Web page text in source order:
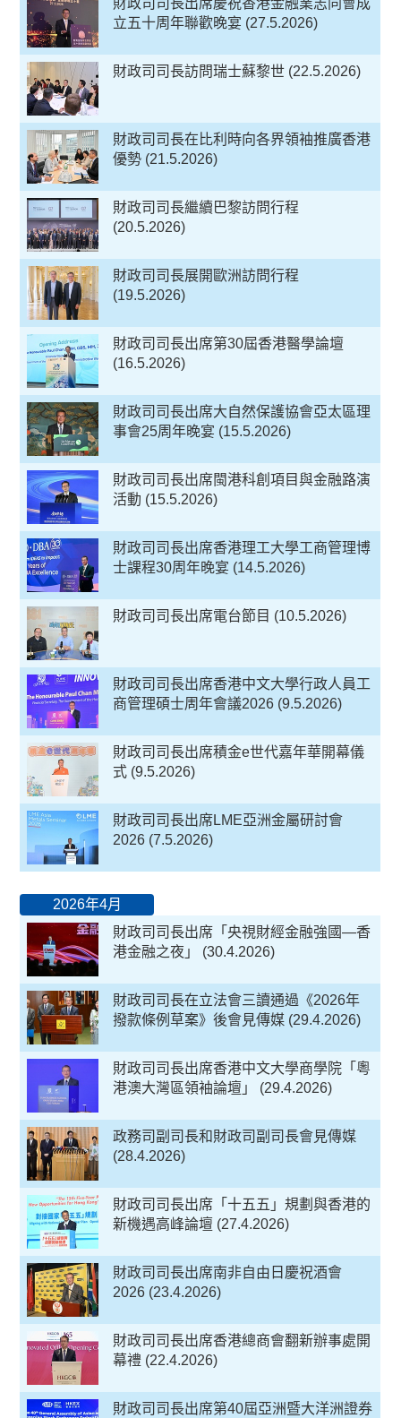
立五十周年聯歡晚宴 (27.5.2026)
財政司司長訪問瑞士蘇黎世 (22.5.2026)
財政司司長在比利時向各界領袖推廣香港
優勢 (21.5.2026)
財政司司長繼續巴黎訪問行程
(20.5.2026)
財政司司長展開歐洲訪問行程
(19.5.2026)
財政司司長出席第30屆香港醫學論壇
(16.5.2026)
財政司司長出席大自然保護協會亞太區理
事會25周年晚宴 (15.5.2026)
財政司司長出席閩港科創項目與金融路演
活動 (15.5.2026)
財政司司長出席香港理工大學工商管理博
士課程30周年晚宴 (14.5.2026)
財政司司長出席電台節目 (10.5.2026)
財政司司長出席香港中文大學行政人員工
商管理碩士周年會議2026 (9.5.2026)
財政司司長出席積金e世代嘉年華開幕儀
式 (9.5.2026)
財政司司長出席LME亞洲金屬研討會
2026 (7.5.2026)
2026年4月
財政司司長出席「央視財經金融強國—香
港金融之夜」 (30.4.2026)
財政司司長在立法會三讀通過《2026年
撥款條例草案》後會見傳媒 (29.4.2026)
財政司司長出席香港中文大學商學院「粵
港澳大灣區領袖論壇」 (29.4.2026)
政務司副司長和財政司副司長會見傳媒
(28.4.2026)
財政司司長出席「十五五」規劃與香港的
新機遇高峰論壇 (27.4.2026)
財政司司長出席南非自由日慶祝酒會
2026 (23.4.2026)
財政司司長出席香港總商會翻新辦事處開
幕禮 (22.4.2026)
財政司司長出席第40屆亞洲暨大洋洲證券